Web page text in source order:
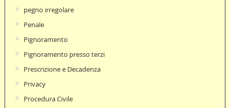
pegno irregolare
Penale
Pignoramento
Pignoramento presso terzi
Prescrizione e Decadenza
Privacy
Procedura Civile